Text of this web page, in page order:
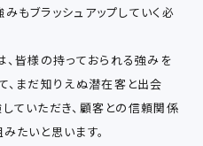
もブラッシュアップしていく必
、皆様の持っておられる強みを
、まだ知りえぬ潜在客と出会
ていただき、顧客との信頼関係
たいと思います。